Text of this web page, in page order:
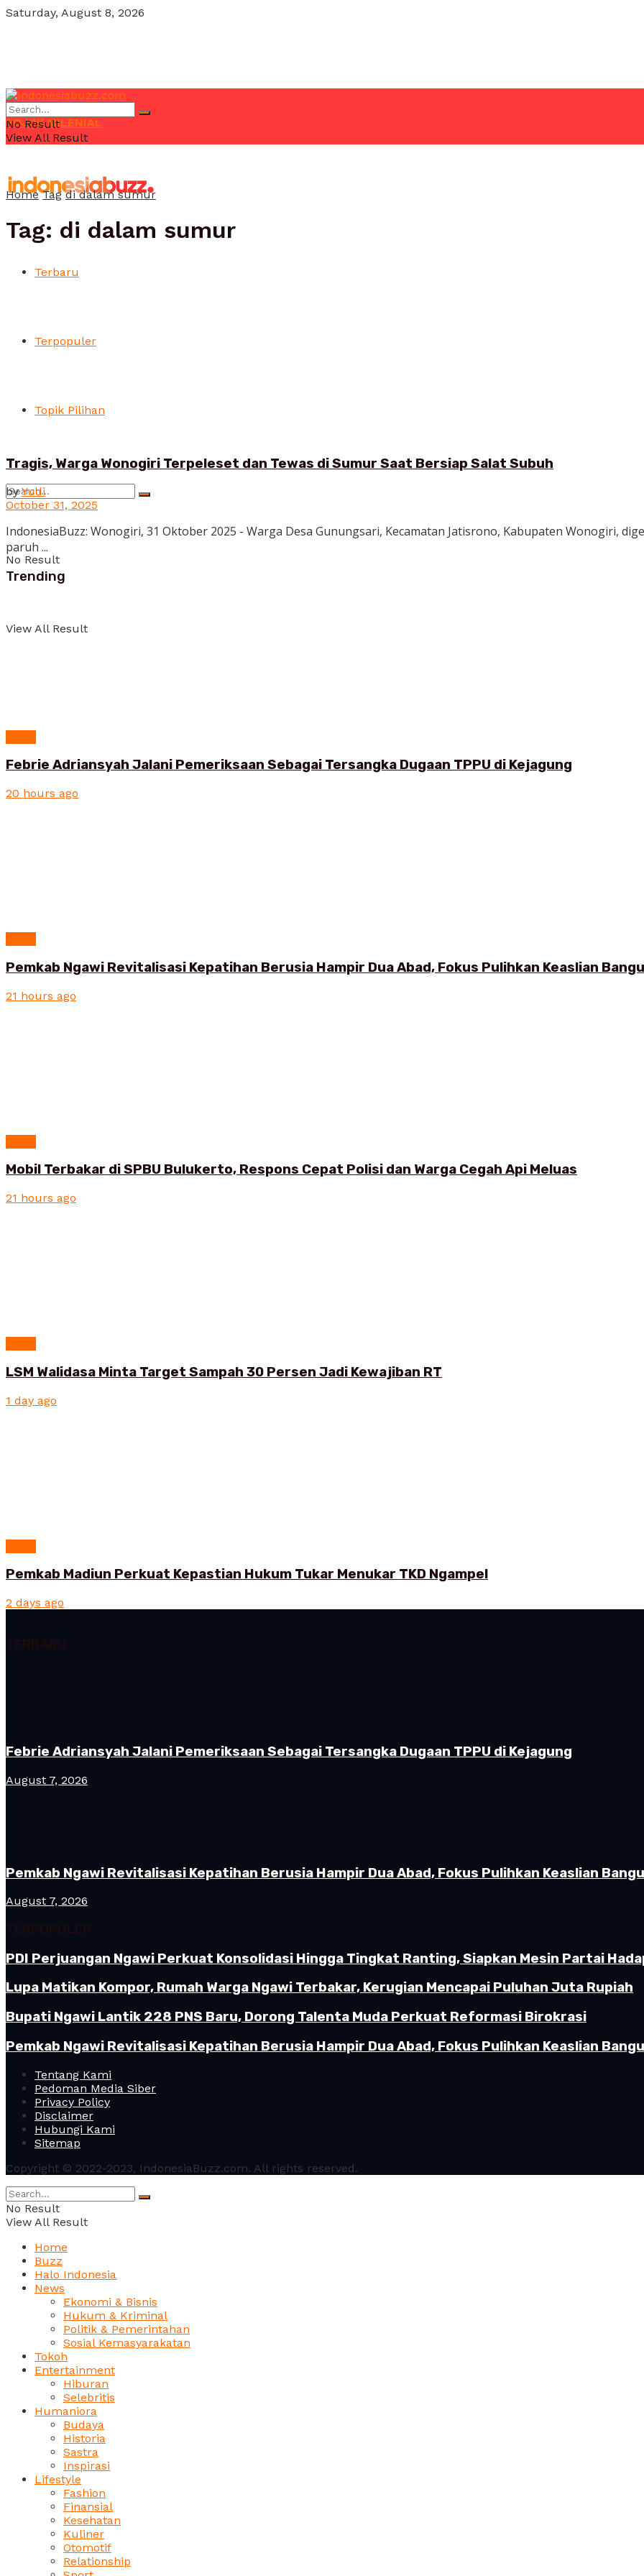
Saturday, August 8, 2026
POJOK MILENIAL
Terbaru
Terpopuler
Topik Pilihan
No Result
View All Result
No Result
View All Result
Home Tag di dalam sumur
Tag: di dalam sumur
Tragis, Warga Wonogiri Terpeleset dan Tewas di Sumur Saat Bersiap Salat Subuh
by Yudi
October 31, 2025
IndonesiaBuzz: Wonogiri, 31 Oktober 2025 - Warga Desa Gunungsari, Kecamatan Jatisrono, Kabupaten Wonogiri,
paruh ...
Trending
Febrie Adriansyah Jalani Pemeriksaan Sebagai Tersangka Dugaan TPPU di Kejagung
20 hours ago
Pemkab Ngawi Revitalisasi Kepatihan Berusia Hampir Dua Abad, Fokus Pulihkan Keaslian
21 hours ago
Mobil Terbakar di SPBU Bulukerto, Respons Cepat Polisi dan Warga Cegah Api Meluas
21 hours ago
LSM Walidasa Minta Target Sampah 30 Persen Jadi Kewajiban RT
1 day ago
Pemkab Madiun Perkuat Kepastian Hukum Tukar Menukar TKD Ngampel
2 days ago
TERBARU
Febrie Adriansyah Jalani Pemeriksaan Sebagai Tersangka Dugaan TPPU di Kejagung
August 7, 2026
Pemkab Ngawi Revitalisasi Kepatihan Berusia Hampir Dua Abad, Fokus Pulihkan Keaslian
August 7, 2026
TERPOPULER
PDI Perjuangan Ngawi Perkuat Konsolidasi Hingga Tingkat Ranting, Siapkan Mesin Partai
Lupa Matikan Kompor, Rumah Warga Ngawi Terbakar, Kerugian Mencapai Puluhan Juta Rupiah
Bupati Ngawi Lantik 228 PNS Baru, Dorong Talenta Muda Perkuat Reformasi Birokrasi
Pemkab Ngawi Revitalisasi Kepatihan Berusia Hampir Dua Abad, Fokus Pulihkan Keaslian
Tentang Kami
Pedoman Media Siber
Privacy Policy
Disclaimer
Hubungi Kami
Sitemap
Copyright © 2022-2023, IndonesiaBuzz.com. All rights reserved.
No Result
View All Result
Home
Buzz
Halo Indonesia
News
Ekonomi & Bisnis
Hukum & Kriminal
Politik & Pemerintahan
Sosial Kemasyarakatan
Tokoh
Entertainment
Hiburan
Selebritis
Humaniora
Budaya
Historia
Sastra
Inspirasi
Lifestyle
Fashion
Finansial
Kesehatan
Kuliner
Otomotif
Relationship